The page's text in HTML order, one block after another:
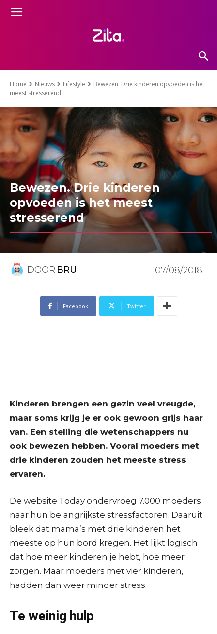
Home Nieuws Lifestyle
Bewezen. Drie kinderen opvoeden is het
meest stresserend
Bewezen. Drie kinderen
opvoeden is het meest
stresserend
DOOR BRU 07/08/2018
Facebook Twitter
Kinderen brengen een gezin veel vreugde,
maar soms krijg je er ook gewoon grijs haar
van. Een stelling die wetenschappers nu
ook bewezen hebben. Vooral moeders met
drie kinderen zouden het meeste stress
ervaren.
De website Today ondervroeg 7.000 moeders
naar hun belangrijkste stressfactoren. Daaruit
bleek dat mama’s met drie kinderen het
meeste op hun bord kregen. Het lijkt logisch
dat hoe meer kinderen je hebt, hoe meer
zorgen. Maar moeders met vier kinderen,
hadden dan weer minder stress.
Te weinig hulp